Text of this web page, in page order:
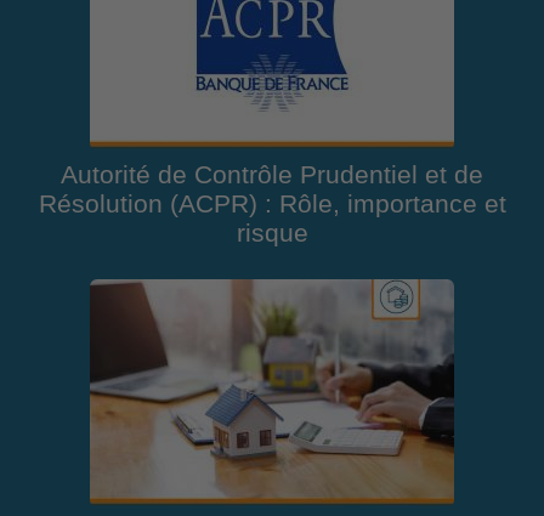
Autorité de Contrôle Prudentiel et de
Résolution (ACPR) : Rôle, importance et
risque